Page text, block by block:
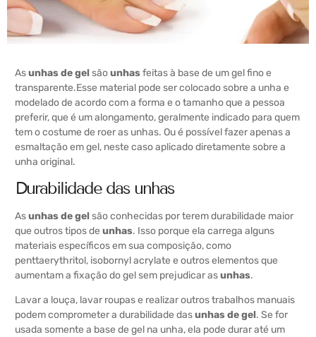
Asunhas de gelsãounhasfeitas à base de um gel fino e
transparente.Esse material pode ser colocado sobre a unha e
modelado de acordo com a forma e o tamanho que a pessoa
preferir, que é um alongamento, geralmente indicado para quem
tem o costume de roer as unhas. Ou é possível fazer apenas a
esmaltação em gel, neste caso aplicado diretamente sobre a
unha original.
Durabilidade das unhas
Asunhas de gelsão conhecidas por terem durabilidade maior
que outros tipos de unhas. Isso porque ela carrega alguns
materiais específicos em sua composição, como
penttaerythritol, isobornyl acrylate e outros elementos que
aumentam a fixação do gel sem prejudicar asunhas.
Lavar a louça, lavar roupas e realizar outros trabalhos manuais
podem comprometer a durabilidade dasunhas de gel. Se for
usada somente a base de gel na unha, ela pode durar até um